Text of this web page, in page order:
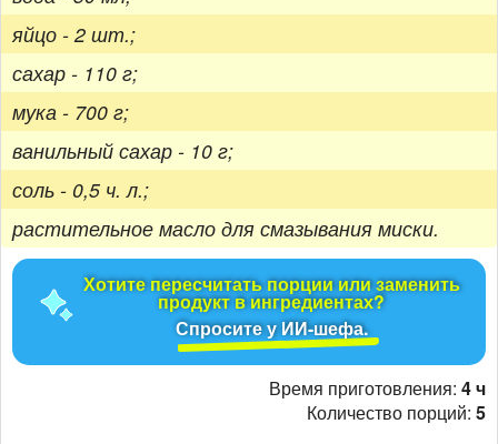
яйцо - 2 шт.;
сахар - 110 г;
мука - 700 г;
ванильный сахар - 10 г;
соль - 0,5 ч. л.;
растительное масло для смазывания миски.
Хотите пересчитать порции или заменить
продукт в ингредиентах?
Спросите у ИИ-шефа.
Время приготовления: 4 ч
Количество порций: 5